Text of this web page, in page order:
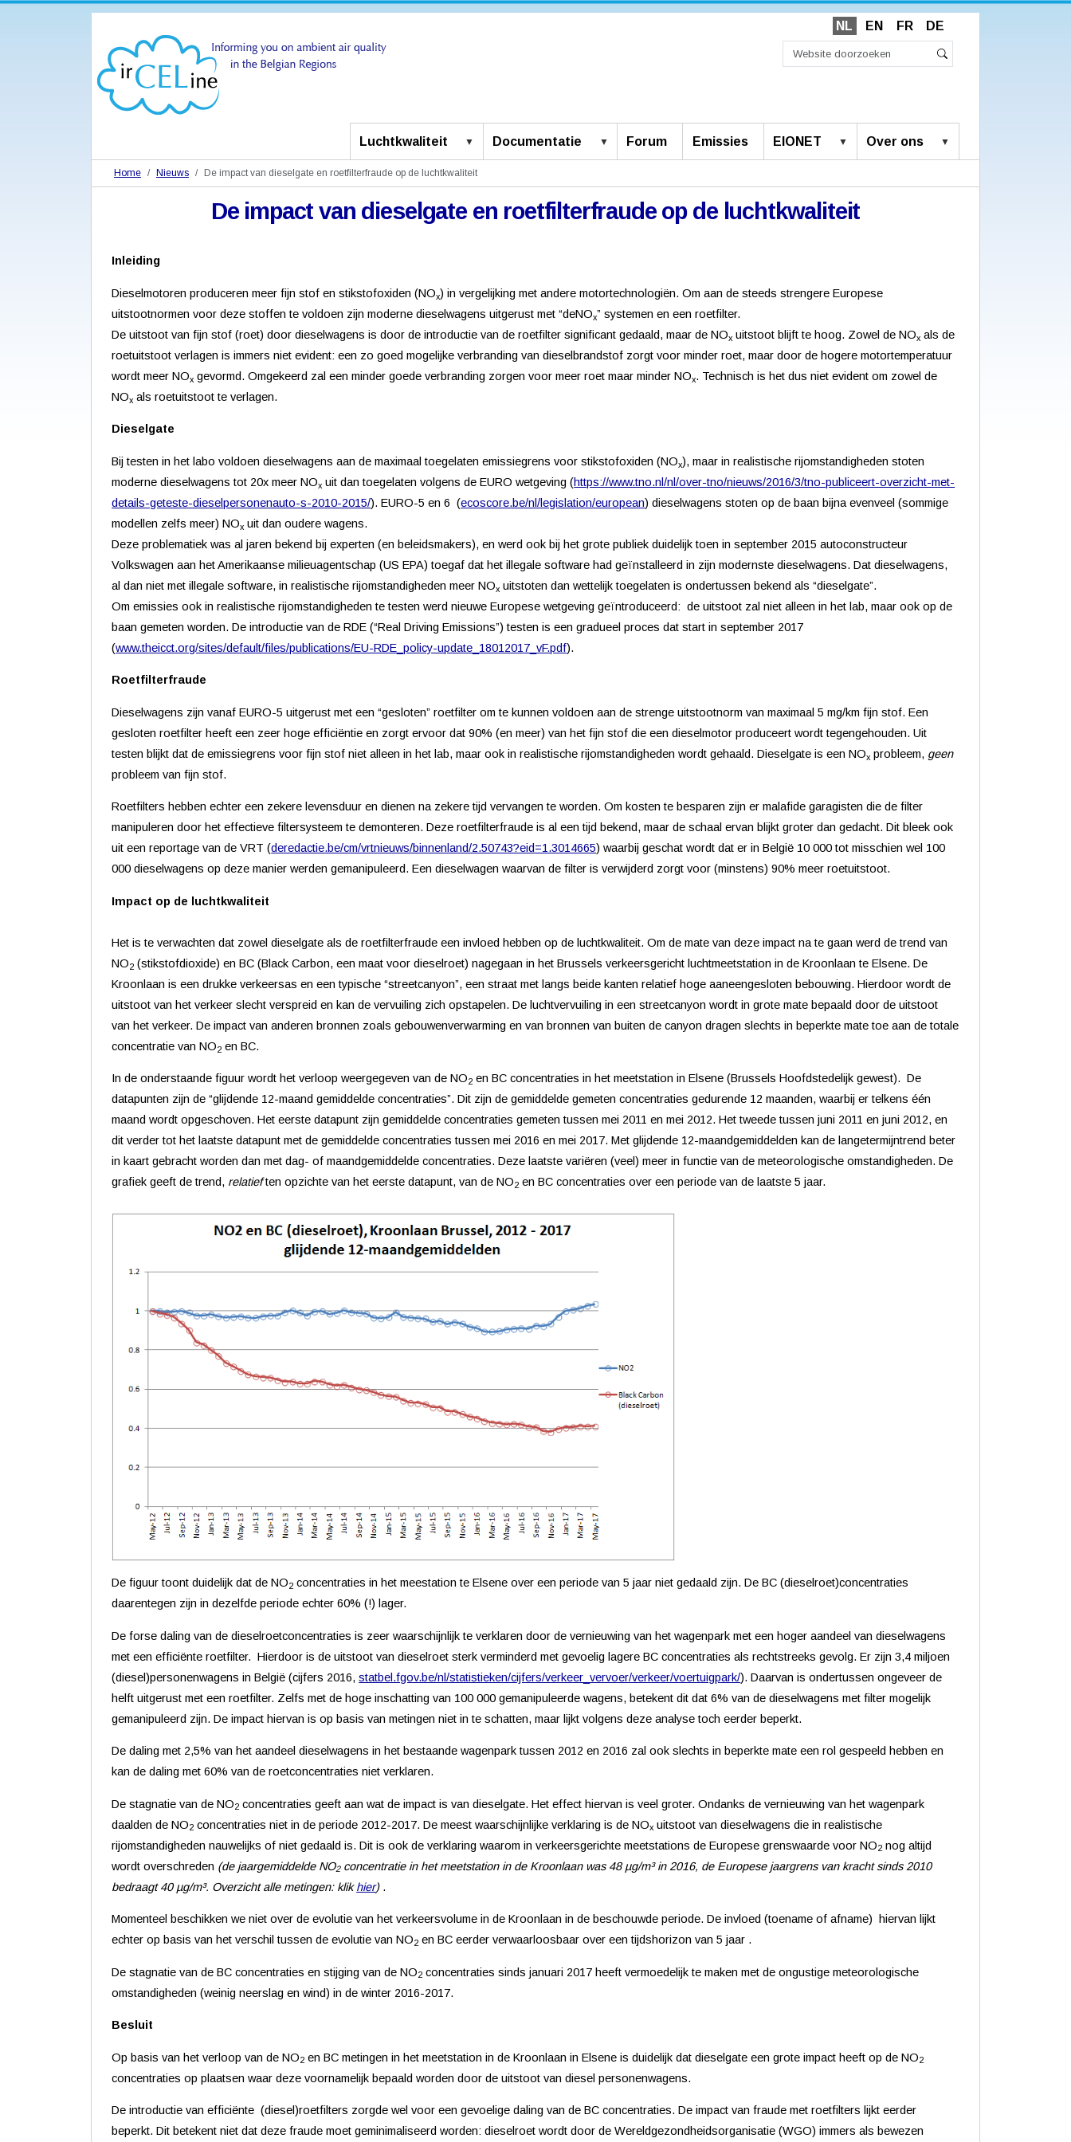
NL EN FR DE
Luchtkwaliteit Documentatie Forum Emissies EIONET Over ons
Home Nieuws De impact van dieselgate en roetfilterfraude op de luchtkwaliteit
De impact van dieselgate en roetfilterfraude op de luchtkwaliteit
Inleiding
Dieselmotoren produceren meer fijn stof en stikstofoxiden (NOx) in vergelijking met andere motortechnologiën. Om aan de steeds strengere Europese
uitstootnormen voor deze stoffen te voldoen zijn moderne dieselwagens uitgerust met “deNOx” systemen en een roetfilter.
De uitstoot van fijn stof (roet) door dieselwagens is door de introductie van de roetfilter significant gedaald, maar de NOx uitstoot blijft te hoog. Zowel de NOx als de
roetuitstoot verlagen is immers niet evident: een zo goed mogelijke verbranding van dieselbrandstof zorgt voor minder roet, maar door de hogere motortemperatuur
wordt meer NOx gevormd. Omgekeerd zal een minder goede verbranding zorgen voor meer roet maar minder NOx. Technisch is het dus niet evident om zowel de
NOx als roetuitstoot te verlagen.
Dieselgate
Bij testen in het labo voldoen dieselwagens aan de maximaal toegelaten emissiegrens voor stikstofoxiden (NOx), maar in realistische rijomstandigheden stoten
moderne dieselwagens tot 20x meer NOx uit dan toegelaten volgens de EURO wetgeving (https://www.tno.nl/nl/over-tno/nieuws/2016/3/tno-publiceert-overzicht-met-
details-geteste-dieselpersonenauto-s-2010-2015/). EURO-5 en 6 (ecoscore.be/nl/legislation/european) dieselwagens stoten op de baan bijna evenveel (sommige
modellen zelfs meer) NOx uit dan oudere wagens.
Deze problematiek was al jaren bekend bij experten (en beleidsmakers), en werd ook bij het grote publiek duidelijk toen in september 2015 autoconstructeur
Volkswagen aan het Amerikaanse milieuagentschap (US EPA) toegaf dat het illegale software had geïnstalleerd in zijn modernste dieselwagens. Dat dieselwagens,
al dan niet met illegale software, in realistische rijomstandigheden meer NOx uitstoten dan wettelijk toegelaten is ondertussen bekend als “dieselgate”.
Om emissies ook in realistische rijomstandigheden te testen werd nieuwe Europese wetgeving geïntroduceerd: de uitstoot zal niet alleen in het lab, maar ook op de
baan gemeten worden. De introductie van de RDE (“Real Driving Emissions”) testen is een gradueel proces dat start in september 2017
(www.theicct.org/sites/default/files/publications/EU-RDE_policy-update_18012017_vF.pdf).
Roetfilterfraude
Dieselwagens zijn vanaf EURO-5 uitgerust met een “gesloten” roetfilter om te kunnen voldoen aan de strenge uitstootnorm van maximaal 5 mg/km fijn stof. Een
gesloten roetfilter heeft een zeer hoge efficiëntie en zorgt ervoor dat 90% (en meer) van het fijn stof die een dieselmotor produceert wordt tegengehouden. Uit
testen blijkt dat de emissiegrens voor fijn stof niet alleen in het lab, maar ook in realistische rijomstandigheden wordt gehaald. Dieselgate is een NOx probleem, geen
probleem van fijn stof.
Roetfilters hebben echter een zekere levensduur en dienen na zekere tijd vervangen te worden. Om kosten te besparen zijn er malafide garagisten die de filter
manipuleren door het effectieve filtersysteem te demonteren. Deze roetfilterfraude is al een tijd bekend, maar de schaal ervan blijkt groter dan gedacht. Dit bleek ook
uit een reportage van de VRT (deredactie.be/cm/vrtnieuws/binnenland/2.50743?eid=1.3014665) waarbij geschat wordt dat er in België 10 000 tot misschien wel 100
000 dieselwagens op deze manier werden gemanipuleerd. Een dieselwagen waarvan de filter is verwijderd zorgt voor (minstens) 90% meer roetuitstoot.
Impact op de luchtkwaliteit
Het is te verwachten dat zowel dieselgate als de roetfilterfraude een invloed hebben op de luchtkwaliteit. Om de mate van deze impact na te gaan werd de trend van
NO2 (stikstofdioxide) en BC (Black Carbon, een maat voor dieselroet) nagegaan in het Brussels verkeersgericht luchtmeetstation in de Kroonlaan te Elsene. De
Kroonlaan is een drukke verkeersas en een typische “streetcanyon”, een straat met langs beide kanten relatief hoge aaneengesloten bebouwing. Hierdoor wordt de
uitstoot van het verkeer slecht verspreid en kan de vervuiling zich opstapelen. De luchtvervuiling in een streetcanyon wordt in grote mate bepaald door de uitstoot
van het verkeer. De impact van anderen bronnen zoals gebouwenverwarming en van bronnen van buiten de canyon dragen slechts in beperkte mate toe aan de totale
concentratie van NO2 en BC.
In de onderstaande figuur wordt het verloop weergegeven van de NO2 en BC concentraties in het meetstation in Elsene (Brussels Hoofdstedelijk gewest).De
datapunten zijn de “glijdende 12-maand gemiddelde concentraties”. Dit zijn de gemiddelde gemeten concentraties gedurende 12 maanden, waarbij er telkens één
maand wordt opgeschoven. Het eerste datapunt zijn gemiddelde concentraties gemeten tussen mei 2011 en mei 2012. Het tweede tussen juni 2011 en juni 2012, en
dit verder tot het laatste datapunt met de gemiddelde concentraties tussen mei 2016 en mei 2017. Met glijdende 12-maandgemiddelden kan de langetermijntrend beter
in kaart gebracht worden dan met dag- of maandgemiddelde concentraties. Deze laatste variëren (veel) meer in functie van de meteorologische omstandigheden. De
grafiek geeft de trend, relatieften opzichte van het eerste datapunt, van de NO2 en BC concentraties over een periode van de laatste 5 jaar.
De figuur toont duidelijk dat de NO2 concentraties in het meestation te Elsene over een periode van 5 jaar niet gedaald zijn. De BC (dieselroet)concentraties
daarentegen zijn in dezelfde periode echter 60% (!) lager.
De forse daling van de dieselroetconcentraties is zeer waarschijnlijk te verklaren doorde vernieuwing van het wagenpark met een hoger aandeel van dieselwagens
met een efficiënte roetfilter. Hierdoor is de uitstoot van dieselroet sterk verminderd met gevoelig lagere BC concentraties als rechtstreeks gevolg. Er zijn 3,4 miljoen
(diesel)personenwagens in België (cijfers 2016,statbel.fgov.be/nl/statistieken/cijfers/verkeer_vervoer/verkeer/voertuigpark/). Daarvan is ondertussen ongeveer de
helft uitgerust met een roetfilter. Zelfs met de hoge inschatting van 100 000 gemanipuleerde wagens, betekent dit dat 6% van de dieselwagens met filter mogelijk
gemanipuleerd zijn. De impact hiervan is op basis van metingen niet in te schatten, maar lijkt volgens deze analyse toch eerder beperkt.
De daling met 2,5% van het aandeel dieselwagens in het bestaande wagenpark tussen 2012 en 2016 zal ook slechts in beperkte mate een rol gespeeld hebben en
kan de daling met 60% van de roetconcentraties niet verklaren.
De stagnatie van de NO2 concentraties geeft aan wat de impact is van dieselgate. Het effect hiervan is veel groter. Ondanks de vernieuwing van het wagenpark
daalden de NO2 concentraties niet in de periode 2012-2017. De meest waarschijnlijke verklaring is de NOx uitstoot van dieselwagens die in realistische
rijomstandigheden nauwelijks of niet gedaald is. Dit is ook de verklaring waarom in verkeersgerichte meetstations de Europese grenswaarde voor NO2 nog altijd
wordt overschreden (de jaargemiddelde NO2concentratie in het meetstation in de Kroonlaan was 48 µg/m³ in 2016, de Europese jaargrens van kracht sinds 2010
bedraagt 40 µg/m³. Overzicht alle metingen: klikhier).
Momenteel beschikken we niet over de evolutie van het verkeersvolume in de Kroonlaan in de beschouwde periode. De invloed (toename of afname)
hiervan lijkt
echter op basis van het verschil tussen de evolutie van NO2 en BC eerder verwaarloosbaar over een tijdshorizon van 5 jaar .
De stagnatie van de BC concentraties en stijging van de NO2 concentraties sinds januari 2017 heeft vermoedelijk te maken met de ongustige meteorologische
omstandigheden (weinig neerslag en wind) in de winter 2016-2017.
Besluit
Op basis van het verloop van de NO2 en BC metingen in het meetstation in de Kroonlaan in Elsene is duidelijk dat dieselgate een grote impact heeft op de NO2
concentraties op plaatsen waar deze voornamelijk bepaald worden door de uitstoot van diesel personenwagens.
De introductie van efficiënte (diesel)roetfilters zorgde wel voor een gevoelige daling van de BC concentraties. De impact van fraude met roetfilters lijkt eerder
beperkt. Dit betekent niet dat deze fraude moet geminimaliseerd worden: dieselroet wordt door de Wereldgezondheidsorganisatie (WGO) immers als bewezen